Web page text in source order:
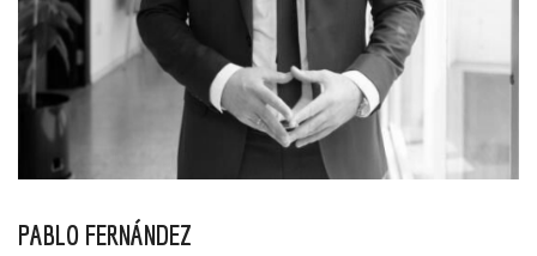
PABLO FERNÁNDEZ